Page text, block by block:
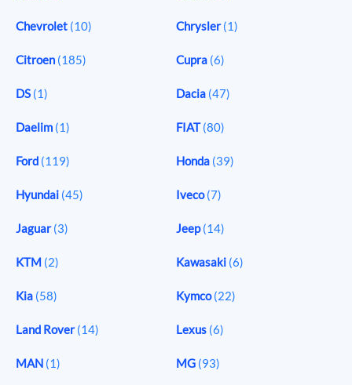
Chevrolet (10) Chrysler(1)
Citroen (185) Cupra (6)
DS (1) Dacia (47)
Daelim (1) FIAT(80)
Ford (119) Honda (39)
Hyundai (45) Iveco(7)
Jaguar(3) Jeep(14)
KTM (2) Kawasaki (6)
Kia (58) Kymco(22)
Land Rover(14) Lexus (6)
MAN (1) MG (93)